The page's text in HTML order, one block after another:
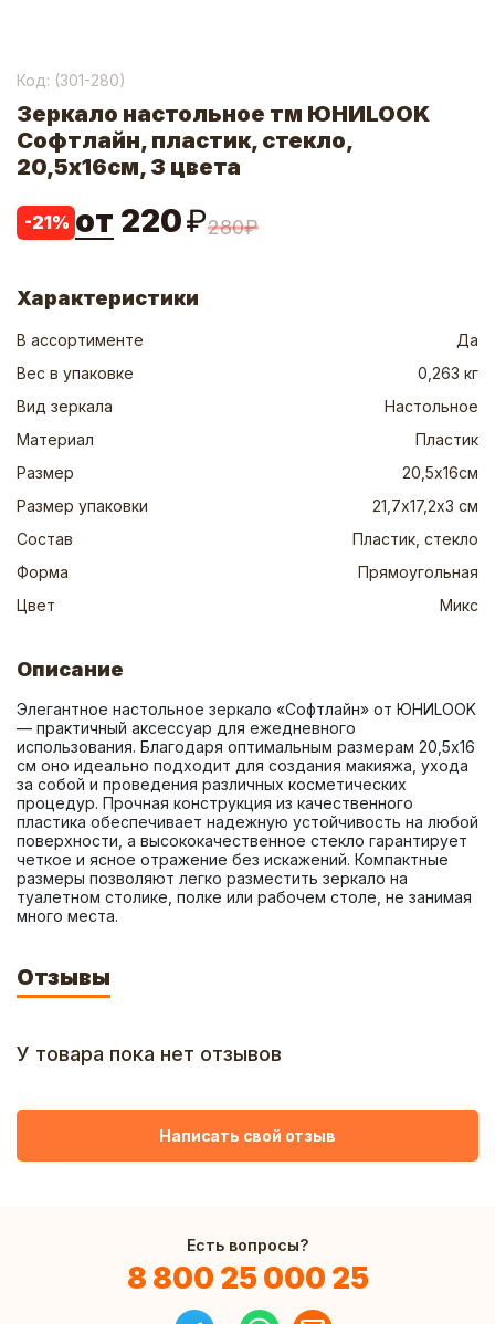
Код: (301-280)
Зеркало настольное тм ЮНИLOOK
Софтлайн, пластик, стекло,
20,5х16см, 3 цвета
-21% от 220₽280₽
Характеристики
В ассортименте
Да
Вес в упаковке
0,263 кг
Вид зеркала
Настольное
Материал
Пластик
Размер
20,5х16см
Размер упаковки
21,7х17,2х3 см
Состав
Пластик, стекло
Форма
Прямоугольная
Цвет
Микс
Описание
Элегантное настольное зеркало «Софтлайн» от ЮНИLOOK
— практичный аксессуар для ежедневного
использования. Благодаря оптимальным размерам 20,5х16
см оно идеально подходит для создания макияжа, ухода
за собой и проведения различных косметических
процедур. Прочная конструкция из качественного
пластика обеспечивает надежную устойчивость на любой
поверхности, а высококачественное стекло гарантирует
четкое и ясное отражение без искажений. Компактные
размеры позволяют легко разместить зеркало на
туалетном столике, полке или рабочем столе, не занимая
много места.
Отзывы
У товара пока нет отзывов
Написать свой отзыв
Есть вопросы?
8 800 25 000 25